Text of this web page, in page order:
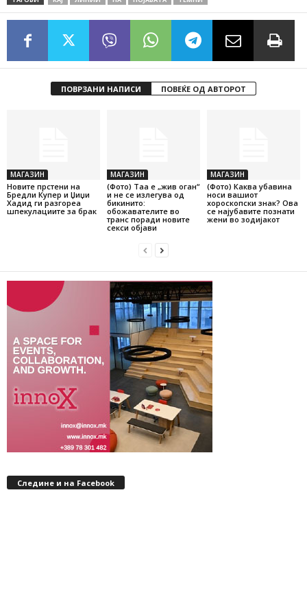
ПОВРЗАНИ НАПИСИ ПОВЕЌЕ ОД АВТОРОТ
МАГАЗИН
Новите прстени на
Бредли Купер и Џиџи
Хадид ги разгореа
шпекулациите за брак
МАГАЗИН
(Фото) Таа е „жив оган“
и не се излегува од
бикинито:
обожавателите во
транс поради новите
секси објави
МАГАЗИН
(Фото) Каква убавина
носи вашиот
хороскопски знак? Ова
се најубавите познати
жени во зодијакот
Следине и на Facebook